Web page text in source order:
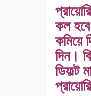
কল
কমিয়ে
দিন।
ডিফল্ট